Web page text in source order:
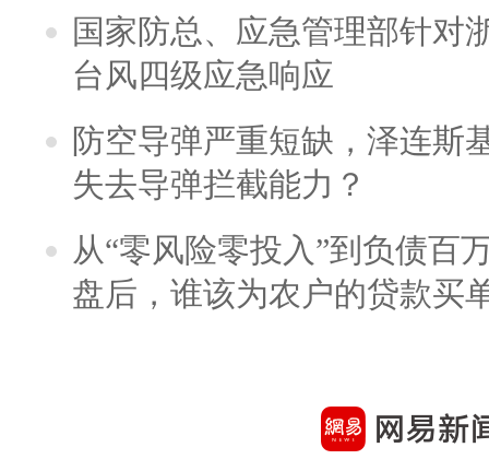
国家防总、应急管理部针对
台风四级应急响应
防空导弹严重短缺，泽连斯
失去导弹拦截能力？
从“零风险零投入”到负债百
盘后，谁该为农户的贷款买